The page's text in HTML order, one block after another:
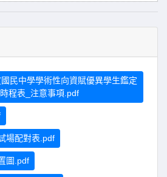
民中學學術性向資賦優異學生鑑定
程表_注意事項.pdf
場配對表.pdf
圖.pdf